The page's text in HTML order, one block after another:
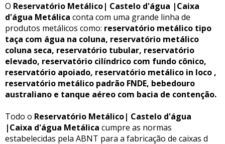
O Reservatório Metálico| Castelo d'água |Caixa
d'água Metálica conta com uma grande linha de
produtos metálicos como: reservatório metálico tipo
taça com água na coluna, reservatório metálico
coluna seca, reservatório tubular, reservatório
elevado, reservatório cilíndrico com fundo cônico,
reservatório apoiado, reservatório metálico in loco ,
reservatório metálico padrão FNDE, bebedouro
australiano e tanque aéreo com bacia de contenção.
Todo o Reservatório Metálico| Castelo d'água
|Caixa d'água Metálica cumpre as normas
estabelecidas pela ABNT para a fabricação de caixas d